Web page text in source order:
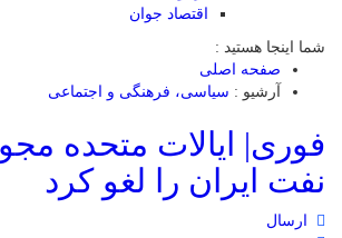
اقتصاد جوان
شما اینجا هستید :
صفحه اصلی
آرشیو : سیاسی، فرهنگی و اجتماعی
فوری| ایالات متحده
نفت ایران را لغو کرد
ارسال